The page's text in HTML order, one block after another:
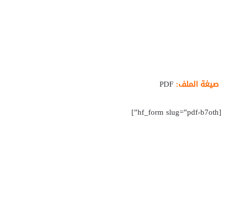
صيغة الملف:
[hf_form slug=”pdf-b7oth”]